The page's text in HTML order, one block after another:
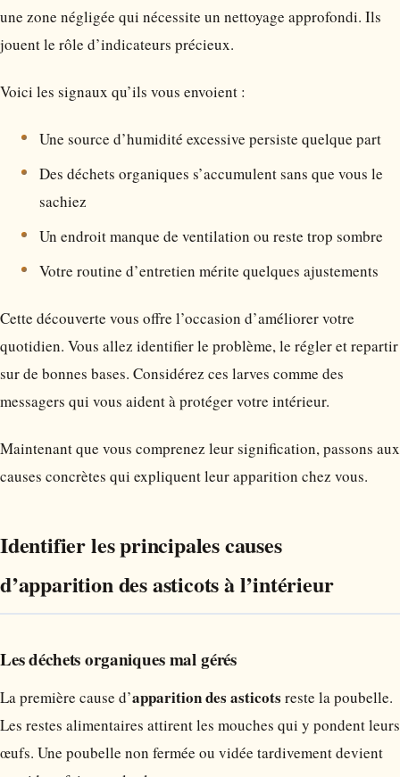
une zone négligée qui nécessite un nettoyage approfondi. Ils
jouent le rôle d’indicateurs précieux.
Voici les signaux qu’ils vous envoient :
Une source d’humidité excessive persiste quelque part
Des déchets organiques s’accumulent sans que vous le
sachiez
Un endroit manque de ventilation ou reste trop sombre
Votre routine d’entretien mérite quelques ajustements
Cette découverte vous offre l’occasion d’améliorer votre
quotidien. Vous allez identifier le problème, le régler et repartir
sur de bonnes bases. Considérez ces larves comme des
messagers qui vous aident à protéger votre intérieur.
Maintenant que vous comprenez leur signification, passons aux
causes concrètes qui expliquent leur apparition chez vous.
Identifier les principales causes
d’apparition des asticots à l’intérieur
Les déchets organiques mal gérés
La première cause d’apparition des asticots reste la poubelle.
Les restes alimentaires attirent les mouches qui y pondent leurs
œufs. Une poubelle non fermée ou vidée tardivement devient